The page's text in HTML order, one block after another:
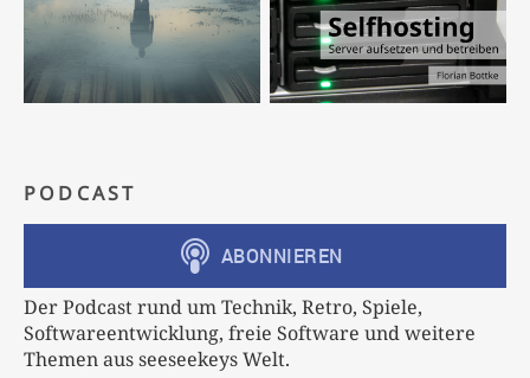
PODCAST
Der Podcast rund um Technik, Retro, Spiele,
Softwareentwicklung, freie Software und weitere
Themen aus seeseekeys Welt.